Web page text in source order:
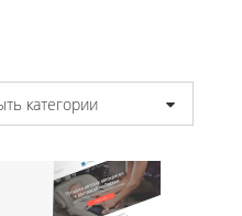
категории